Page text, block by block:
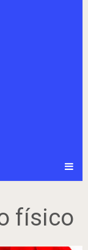
físico